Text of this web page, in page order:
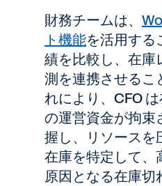
財務チームは、
ト機能を活用する
績を比較し、在庫
測を連携させるこ
れにより、CFO
の運営資金が拘束
握し、リソースを
在庫を特定して、
原因となる在庫切